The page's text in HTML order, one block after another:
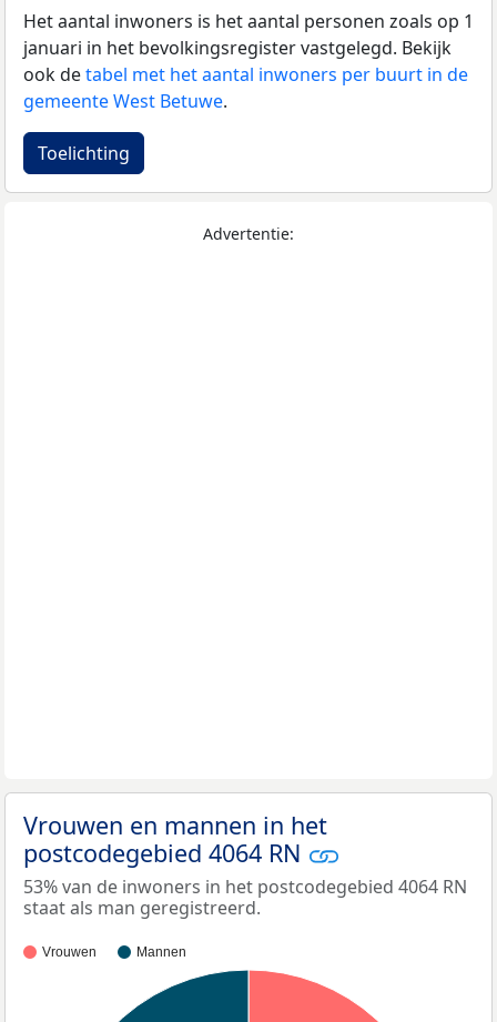
Het aantal inwoners is het aantal personen zoals op 1
januari in het bevolkingsregister vastgelegd. Bekijk
ook detabel met het aantal inwoners per buurt in de
gemeente West Betuwe.
Toelichting
Advertentie:
Vrouwen en mannen in het
postcodegebied 4064 RN
53% van de inwoners in het postcodegebied 4064 RN
staat als man geregistreerd.
Vrouwen Mannen